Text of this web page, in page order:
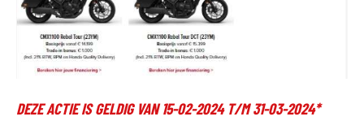
DEZE ACTIE IS GELDIG VAN 15-02-2024 T/M 31-03-2024*